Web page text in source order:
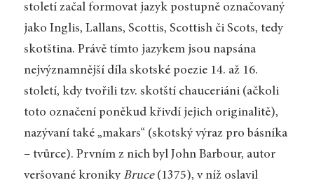
století začal formovat jazyk postupně označovaný
jako Inglis, Lallans, Scottis, Scottish či Scots, tedy
skotština. Právě tímto jazykem jsou napsána
nejvýznamnější díla skotské poezie 14. až 16.
století, kdy tvořili tzv. skotští chauceriáni (ačkoli
toto označení poněkud křivdí jejich originalitě),
nazývaní také „makars“ (skotský výraz pro básníka
– tvůrce). Prvním z nich byl John Barbour, autor
veršované kronikyBruce(1375), v níž oslavil